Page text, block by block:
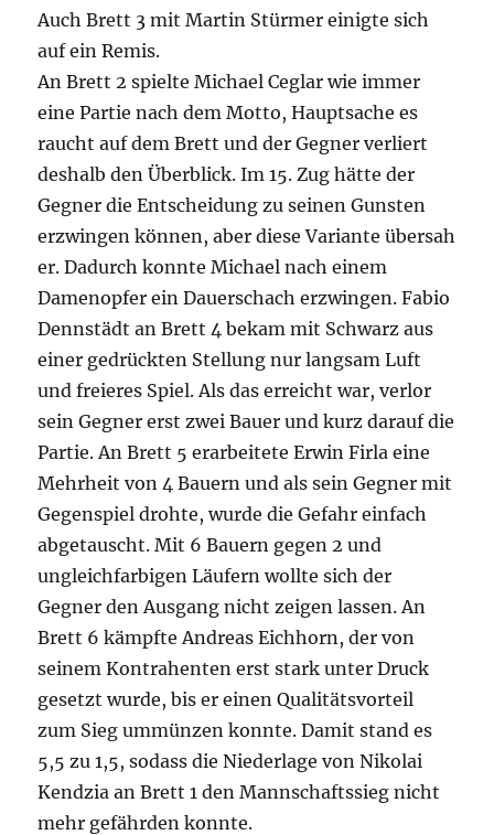
Auch Brett 3 mit Martin Stürmer einigte sich
auf ein Remis.
An Brett 2 spielte Michael Ceglar wie immer
eine Partie nach dem Motto, Hauptsache es
raucht auf dem Brett und der Gegner verliert
deshalb den Überblick. Im 15. Zug hätte der
Gegner die Entscheidung zu seinen Gunsten
erzwingen können, aber diese Variante übersah
er. Dadurch konnte Michael nach einem
Damenopfer ein Dauerschach erzwingen. Fabio
Dennstädt an Brett 4 bekam mit Schwarz aus
einer gedrückten Stellung nur langsam Luft
und freieres Spiel. Als das erreicht war, verlor
sein Gegner erst zwei Bauer und kurz darauf die
Partie. An Brett 5 erarbeitete Erwin Firla eine
Mehrheit von 4 Bauern und als sein Gegner mit
Gegenspiel drohte, wurde die Gefahr einfach
abgetauscht. Mit 6 Bauern gegen 2 und
ungleichfarbigen Läufern wollte sich der
Gegner den Ausgang nicht zeigen lassen. An
Brett 6 kämpfte Andreas Eichhorn, der von
seinem Kontrahenten erst stark unter Druck
gesetzt wurde, bis er einen Qualitätsvorteil
zum Sieg ummünzen konnte. Damit stand es
5,5 zu 1,5, sodass die Niederlage von Nikolai
Kendzia an Brett 1 den Mannschaftssieg nicht
mehr gefährden konnte.